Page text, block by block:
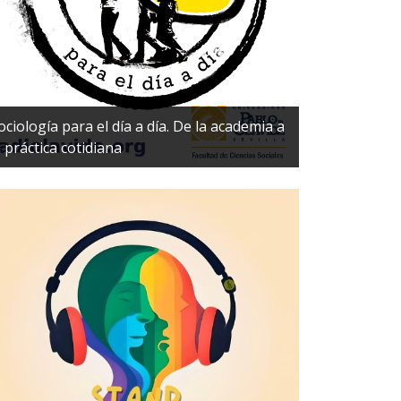
para el día a día. De la academia a
práctica cotidiana